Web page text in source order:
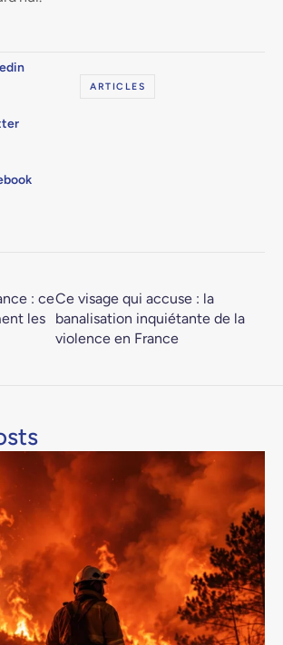
ARTICLES
: ce
les
Ce visage qui accuse : la
banalisation inquiétante de la
violence en France